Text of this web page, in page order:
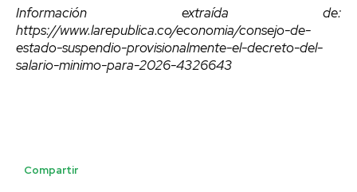
Información extraída de:
https://www.larepublica.co/economia/consejo-de-
estado-suspendio-provisionalmente-el-decreto-del-
salario-minimo-para-2026-4326643
Compartir